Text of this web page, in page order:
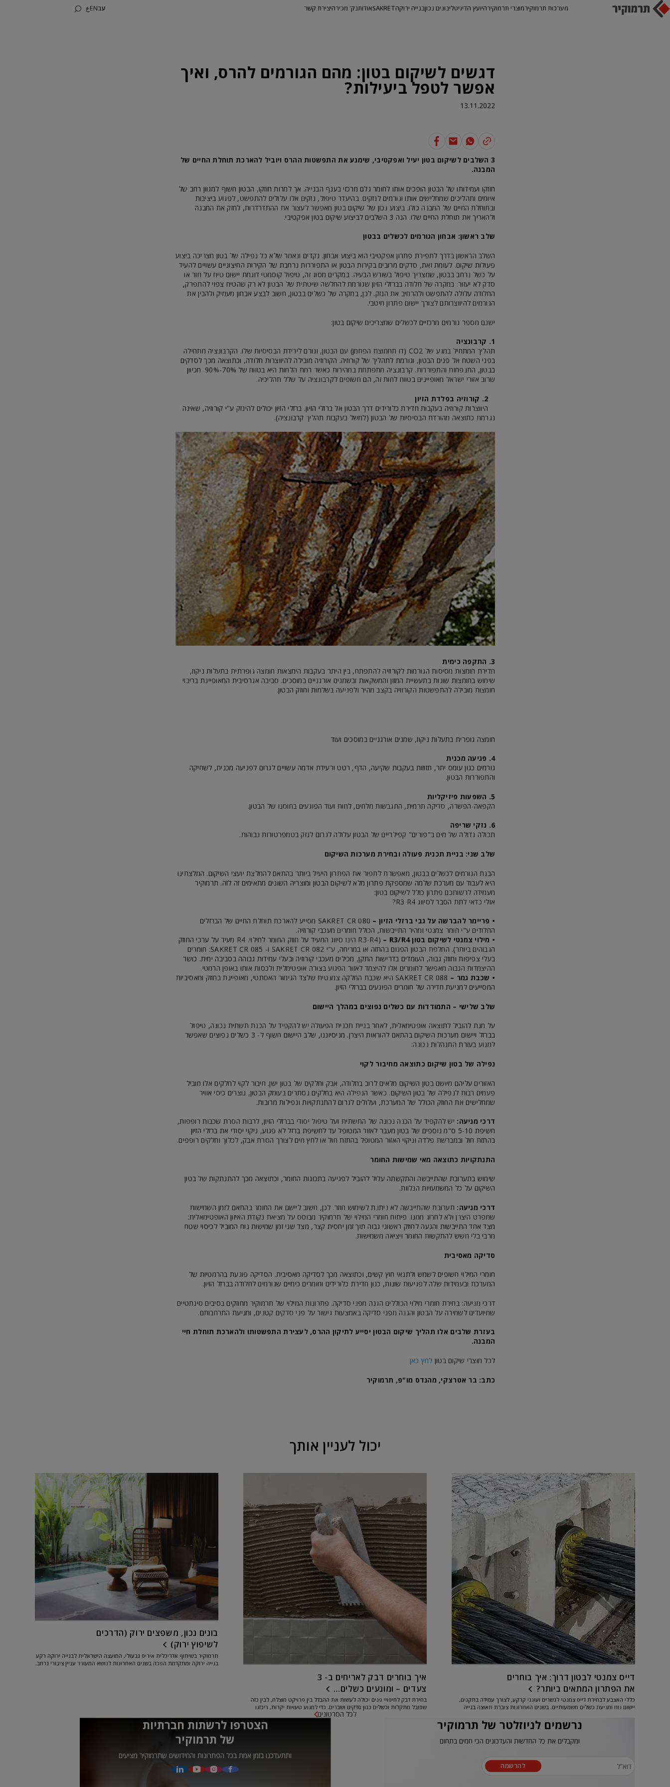
מערכות תרמוקירמוצרי תרמוקירהיועץ הדיגיטליבונים נכוןבנייה ירוקהSAKRETאודותנק' מכירהיצירת קשר עבENع
דגשים לשיקום בטון: מהם הגורמים להרס, ואיך
אפשר לטפל ביעילות?
13.11.2022
3 השלבים לשיקום בטון יעיל ואפקטיבי, שימנע את התפשטות ההרס ויוביל להארכת תוחלת החיים של
המבנה.
חוזקו ועמידותו של הבטון הופכים אותו לחומר גלם מרכזי בענף הבנייה. אך למרות חוזקו, הבטון חשוף למגוון רחב של
איומים ותהליכים שמחלישים אותו וגורמים לנזקים. בהיעדר טיפול, נזקים אלו עלולים להתפשט, לפגוע ביציבות
ובתוחלת החיים של המבנה כולו. ביצוע נכון של שיקום בטון מאפשר לעצור את ההתדרדרות, לחזק את המבנה
ולהאריך את תוחלת החיים שלו. הנה 3 השלבים לביצוע שיקום בטון אפקטיבי.
שלב ראשון: אבחון הגורמים לכשלים בבטון
השלב הראשון בדרך לתפירת פתרון אפקטיבי הוא ביצוע אבחון. נקדים ונאמר שלא כל נפילה של בטון מצריכה ביצוע
פעולות שיקום. לעומת זאת, סדקים מרובים בקירות הבטון או התפוררות נרחבת של הקירות החיצוניים עשויים להעיד
על כשל נרחב בבטון, שמצריך טיפול בשורש הבעיה. במקרים מסוג זה, טיפול קוסמטי דוגמת יישום טיח על חור או
סדק לא יעזור: במקרה של חלודה בברזלי הזיון שגורמת להחלשה שיטתית של הבטון לא רק שהטיח צפוי להתפרק,
החלודה עלולה להתפשט ולהרחיב את הנזק. לכן, במקרה של כשלים בבטון, חשוב לבצע אבחון מעמיק ולהבין את
הגורמים להיווצרותם לצורך יישום פתרון מיטבי.
ישנם מספר גורמים מרכזיים לכשלים שמצריכים שיקום בטון:
1. קרבונציה
תהליך המתחיל במגע של CO2 (דו תחמוצת הפחמן) עם הבטון, וגורם לירידת הבסיסיות שלו. הקרבונציה מתחילה
בפני השטח אל פנים הבטון, וגורמת לתהליך של קורוזיה. הקורוזיה מובילה להיווצרות חלודה, וכתוצאה מכך לסדקים
בבטון, התנפחות והתפוררות. קרבונציה מתפתחת במהירות כאשר רמת הלחות היא בטווח של 70%-90%. מכיוון
שרוב אזורי ישראל מאופיינים בטווח לחות זה, הם חשופים לקרבונציה על שלל תהליכיה.
2. קורוזיה בפלדת הזיון
היווצרות קורוזיה בעקבות חדירת כלורידים דרך הבטון אל ברזלי הזיון. ברזלי הזיון יכולים להינזק ע"י קורוזיה, שאינה
נגרמת כתוצאה מהורדת הבסיסיות של הבטון (למשל בעקבות תהליך קרבונציה).
3. התקפה כימית
חדירת חומצות מסיסות הגורמות לקורוזיה להתפתח, בין היתר בעקבות הימצאות חומצה גופרתית בתעלות ניקוז,
שימוש בחומצות שונות בתעשיית המזון והמשקאות ובשמנים אורגניים במוסכים. סביבה אגרסיבית המאופיינת בריבוי
חומצות מובילה להתפשטות הקורוזיה בקצב מהיר ולפגיעה בשלמות וחוזק הבטון.
חומצה גופרית בתעלות ניקוז, שמנים אורגניים במוסכים ועוד
4. פגיעה מכנית
גורמים כגון עומס יתר, תזוזות בעקבות שקיעה, הדף, רטט ורעידת אדמה עשויים לגרום לפגיעה מכנית, לשחיקה
והתפוררות הבטון.
5. השפעות פיזיקליות
הקפאה-הפשרה, סדיקה תרמית, התגבשות מלחים, לחות ועוד הפוגעים בחוסנו של הבטון.
6. נזקי שריפה
תכולה גדולה של מים ב"פורים" קפילריים של הבטון עלולה לגרום לנזק בטמפרטורות גבוהות.
שלב שני: בניית תכנית פעולה ובחירת מערכות השיקום
הבנת הגורמים לכשלים בבטון, מאפשרת לתפור את הפתרון היעיל ביותר בהתאם להמלצת יועצי השיקום. המלצתינו
היא לעבוד עם מערכת שלמה שמספקת פתרון מלא לשיקום הבטון ומוצריה השונים מתאימים זה לזה. תרמוקיר
מעמידה לרשותכם פתרון כולל לשיקום בטון:
אולי כדאי לתת הסבר לסיווג R3 ּR4?
• פריימר להברשה על גבי ברזלי הזיון – SAKRET CR 080 מסייע להארכת תוחלת החיים של הברזלים
החלודים ע"י חומר צמנטי ומהיר התייבשות, הכולל חומרים מעכבי קורוזיה.
• מילוי צמנטי לשיקום בטון R3/R4 –
(R3-R4 הינו סיווג המעיד על חוזק החומר למילוי. R4 מעיד על ערכי החוזק
הגבוהים ביותר). החלפת הבטון הפגום בהתזה או במריחה, ע"י SAKRET CR 082 ו- SAKRET CR 085: חומרים
בעלי צפיפות וחוזק גבוה, העומדים בדרישות התקן, מכילים מעכבי קורוזיה ובעלי עמידות גבוהה בסביבה ימית. כושר
ההיצמדות הגבוה מאפשר לחומרים אלו להיצמד לאזור הפגוע בצורה אופטימלית ולכסות אותו באופן הרמטי.
• שכבת גמר – SAKRET CR 088 היא שכבת החלקה צמנטית שלצד הגימור האסתטי, מאופיינת בחוזק ומאסיביות
המסייעים למניעת חדירה של חומרים הפוגעים בברזלי הזיון.
שלב שלישי – התמודדות עם כשלים נפוצים במהלך היישום
על מנת להוביל לתוצאה אופטימאלית, לאחר בניית תכנית הפעולה יש להקפיד על הכנת תשתית נכונה, טיפול
בברזל ויישום מערכות השיקום בהתאם להוראות היצרן. מניסיוננו, שלב היישום חשוף ל- 3 כשלים נפוצים שאפשר
למנוע בעזרת התנהלות נכונה:
נפילה של בטון שיקום כתוצאה מחיבור לקוי
האזורים עליהם מיושם בטון השיקום מלאים לרוב בחלודה, אבק וחלקים של בטון ישן. חיבור לקוי לחלקים אלו מוביל
פעמים רבות לנפילה של בטון השיקום. כאשר הנפילה היא בחלקים נסתרים בעומק הבטון, נוצרים כיסי אוויר
שמחלישים את החוזק הכולל של המערכת, ועלולים לגרום להתנתקויות ונפילות מרובות.
דרכי מניעה: יש להקפיד על הכנה נכונה של התשתית ועל טיפול יסודי בברזלי הזיון, לרבות הסרת שכבות רופפות,
חשיפת 5-10 ס"מ נוספים של בטון מעבר לאזור המטופל עד לחשיפת ברזל לא פגוע, ניקוי יסודי את ברזלי הזיון
בהתזת חול ובמברשת פלדה וניקוי האזור המטופל בהתזת חול או לחץ מים לצורך הסרת אבק, לכלוך וחלקים רופפים.
התנתקויות כתוצאה מאי שמישות החומר
שימוש בתערובת שהתייבשה והתקשתה עלול להוביל לפגיעה בתכונות החומר, וכתוצאה מכך להתנתקות של בטון
השיקום על כל המשמעויות הנלוות.
דרכי מניעה: תערובת שהתייבשה לא ניתנת לשימוש חוזר. לכן, חשוב ליישם את החומר בהתאם לזמן השמישות
שמפרט היצרן ולא לחרוג ממנו. פיתוח חומרי המילוי של תרמוקיר מבוסס על מציאת נקודת האיזון האופטימאלית:
מצד אחד התייבשות והגעה לחוזק ראשוני גבוה תוך זמן יחסית קצר, מצד שני זמן שמישות נוח המוביל לכיסוי שטח
מרבי בלי חשש להתקשות החומר ויציאה משמישות.
סדיקה מאסיבית
חומרי המילוי חשופים לשמש ולתנאי חוץ קשים, וכתוצאה מכך לסדיקה מאסיבית. הסדיקה פוגעת בהרמטיות של
המערכת ובעמידות שלה לפגיעות שונות, כגון חדירת כלורידים וחומרים כימיים שגורמים לחלודה בברזל הזיון.
דרכי מניעה: בחירת חומרי מילוי הכוללים הגנה מפני סדיקה. פתרונות המילוי של תרמוקיר מחוזקים בסיבים סינתטיים
שמיועדים לשמירה על הבטון והגנה מפני סדיקה באמצעות גישור על פני סדקים קטנים, ומניעת התרחבותם.
בעזרת שלבים אלו תהליך שיקום הבטון יסייע לתיקון ההרס, לעצירת התפשטותו ולהארכת תוחלת חיי
המבנה.
לכל מוצרי שיקום בטון לחץ כאן
כתב: בר אטרצקי, מהנדס מו"פ, תרמוקיר
יכול לעניין אותך
דייס צמנטי לבטון דרוך: איך בוחרים
את הפתרון המתאים ביותר?
כללי האצבע לבחירת דייס צמנטי לגשרים ועוגני קרקע, לצורך עמידה בתקנים,
יישום נוח ומניעת כשלים משמעותיים. בשנים האחרונות צוברת תאוצה בנייה
איך בוחרים דבק לאריחים ב- 3
צעדים – ומונעים כשלים...
בחירת דבק לחיפויי פנים יכולה לעשות את ההבדל בין פרויקט מוצלח, לבין כזה
שסובל מתקלות וכשלים כגון סדקים ושברים. כדי למנוע טעויות יקרות, ריכזנו
בונים נכון, משפצים ירוק (הדרכים
לשיפוץ ירוק)
תרמוקיר בשיתוף אדריכלית איריס גבעולי, המועצה הישראלית לבנייה ירוקה רקע
בנייה ירוקה ומתקדמת הפכה בשנים האחרונות לנושא המעורר עניין ציבורי נרחב.
לכל הסרטונים
נרשמים לניוזלטר של תרמוקיר
ומקבלים את כל החדשות והעדכונים הכי חמים בתחום
להרשמה
הצטרפו לרשתות חברתיות
של תרמוקיר
ותתעדכנו בזמן אמת בכל הפתרונות והחידושים שתרמוקיר מציעים